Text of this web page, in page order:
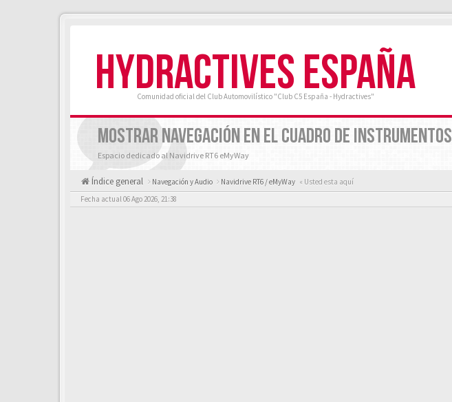
HYDRACTIVES ESPAÑA
Comunidad oficial del Club Automovilístico "Club C5 España - Hydractives"
MOSTRAR NAVEGACIÓN EN EL CUADRO DE INSTRUMENTOS
Espacio dedicado al Navidrive RT6 eMyWay
Índice general Navegación y Audio Navidrive RT6 / eMyWay « Usted esta aquí
Fecha actual 06 Ago 2026, 21:38